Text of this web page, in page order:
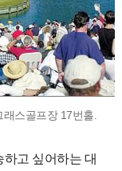
스골프장 17번홀.
고 싶어하는 대